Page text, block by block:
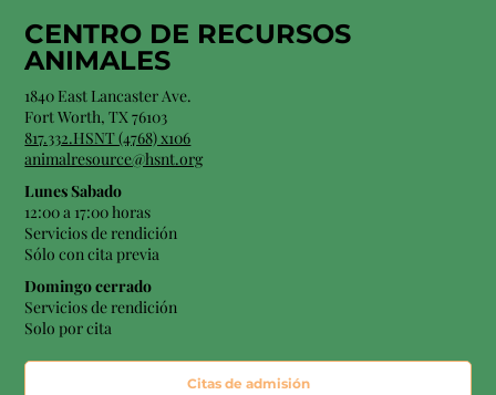
CENTRO DE RECURSOS
ANIMALES
1840 East Lancaster Ave.
Fort Worth, TX 76103
817.332.HSNT (4768) x106
animalresource@hsnt.org
Lunes Sabado
12:00 a 17:00 horas
Servicios de rendición
Sólo con cita previa
Domingo cerrado
Servicios de rendición
Solo por cita
Citas de admisión